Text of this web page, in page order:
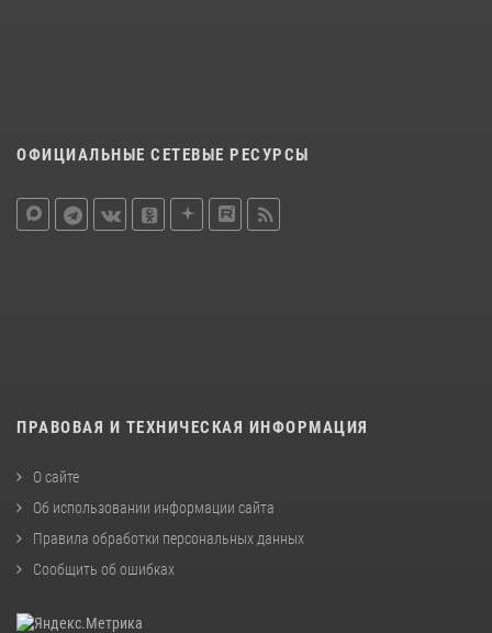
ОФИЦИАЛЬНЫЕ СЕТЕВЫЕ РЕСУРСЫ
ПРАВОВАЯ И ТЕХНИЧЕСКАЯ ИНФОРМАЦИЯ
О сайте
Об использовании информации сайта
Правила обработки персональных данных
Сообщить об ошибках